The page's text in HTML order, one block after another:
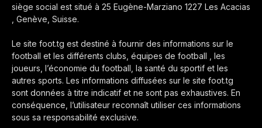
siège social est situé à 25 Eugène-Marziano 1227 Les Acacias
, Genève, Suisse.
Le site foot.tg est destiné à fournir des informations sur le
football et les différents clubs, équipes de football , les
joueurs, l’économie du football, la santé du sportif et les
autres sports. Les informations diffusées sur le site foot.tg
sont données à titre indicatif et ne sont pas exhaustives. En
conséquence, l’utilisateur reconnaît utiliser ces informations
sous sa responsabilité exclusive.